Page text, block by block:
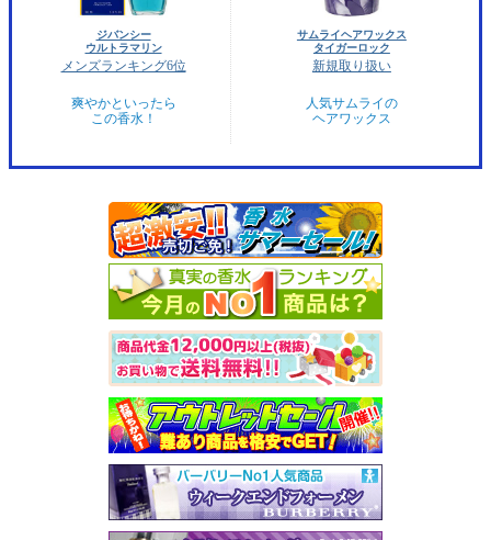
ジバンシー
ウルトラマリン
メンズランキング6位
爽やかといったら
この香水！
サムライヘアワックス
タイガーロック
新規取り扱い
人気サムライの
ヘアワックス